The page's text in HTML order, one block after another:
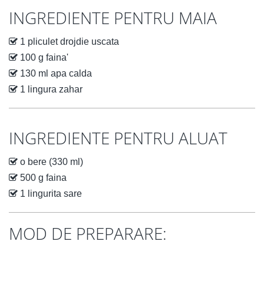
INGREDIENTE PENTRU MAIA
1 pliculet drojdie uscata
100 g faina'
130 ml apa calda
1 lingura zahar
INGREDIENTE PENTRU ALUAT
o bere (330 ml)
500 g faina
1 lingurita sare
MOD DE PREPARARE: